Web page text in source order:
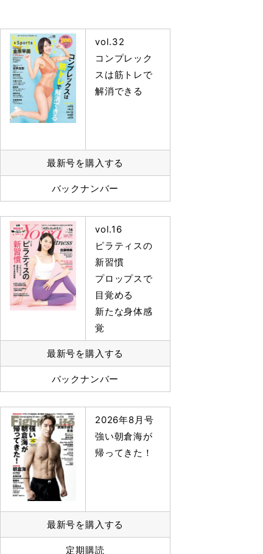
vol.32
コンプレック
スは筋トレで
解消できる
最新号を購入する
バックナンバー
vol.16
ピラティスの
新習慣
プロップスで
目覚める
新たな身体感
覚
最新号を購入する
バックナンバー
2026年8月号
強い朝倉海が
帰ってきた！
最新号を購入する
定期購読